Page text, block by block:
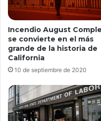
Incendio August
se convierte en el más
grande de la historia de
California
10 de septiembre de 2020